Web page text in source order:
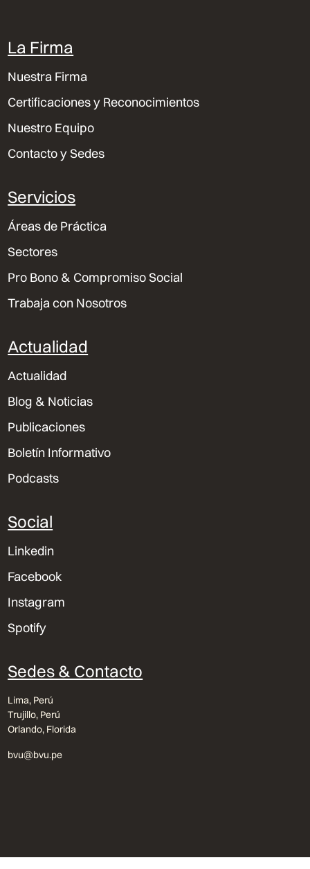
La Firma
Nuestra Firma
Certificaciones y Reconocimientos
Nuestro Equipo
Contacto y Sedes
Servicios
Áreas de Práctica
Sectores
Pro Bono & Compromiso Social
Trabaja con Nosotros
Actualidad
Actualidad
Blog & Noticias
Publicaciones
Boletín Informativo
Podcasts
Social
Linkedin
Facebook
Instagram
Spotify
Sedes & Contacto
Lima, Perú
Trujillo, Perú
Orlando, Florida
bvu@bvu.pe